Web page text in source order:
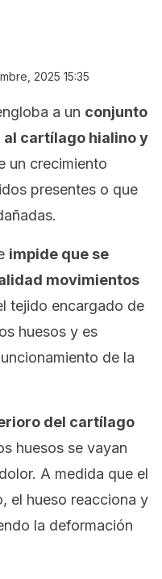
2025 15:35
a un conjunto
cartílago hialino y
un crecimiento
presentes o que
impide que se
movimientos
tejido encargado de
huesos y es
de la
del cartílago
huesos se vayan
A medida que el
el hueso reacciona y
la deformación